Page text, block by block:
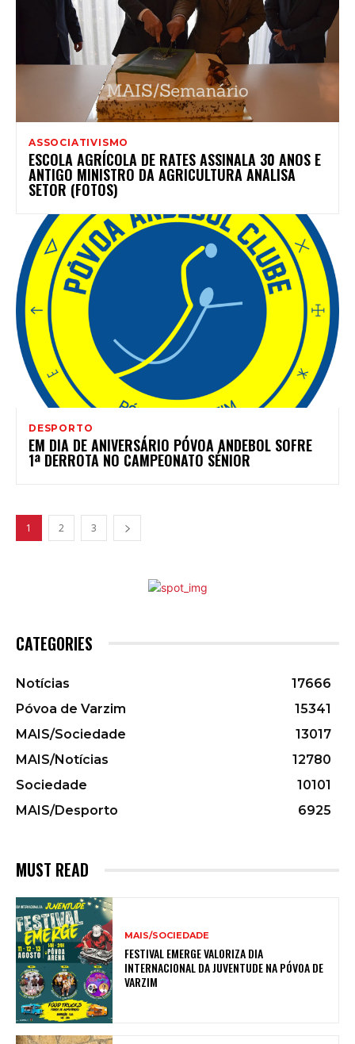
ASSOCIATIVISMO
ESCOLA AGRÍCOLA DE RATES ASSINALA 30 ANOS E
ANTIGO MINISTRO DA AGRICULTURA ANALISA
SETOR (FOTOS)
DESPORTO
EM DIA DE ANIVERSÁRIO PÓVOA ANDEBOL SOFRE
1ª DERROTA NO CAMPEONATO SÉNIOR
1 2 3
CATEGORIES
Notícias
17666
Póvoa de Varzim
15341
MAIS/Sociedade
13017
MAIS/Notícias
12780
Sociedade
10101
MAIS/Desporto
6925
MUST READ
MAIS/SOCIEDADE
FESTIVAL EMERGE VALORIZA DIA
INTERNACIONAL DA JUVENTUDE NA PÓVOA DE
VARZIM